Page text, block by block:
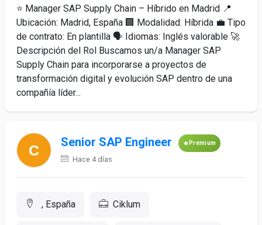
⭐ Manager SAP Supply Chain – Híbrido en Madrid 📍
Ubicación: Madrid, España 🏢 Modalidad: Híbrida 💼 Tipo
de contrato: En plantilla 🗣️ Idiomas: Inglés valorable 🚀
Descripción del Rol Buscamos un/a Manager SAP
Supply Chain para incorporarse a proyectos de
transformación digital y evolución SAP dentro de una
compañía líder...
Senior SAP Engineer Premium
Hace 4 días
, España Ciklum